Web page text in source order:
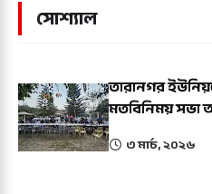
সোশ্যাল
তারানগর
মতবিনিময় সভা
৩ মার্চ, ২০২৬